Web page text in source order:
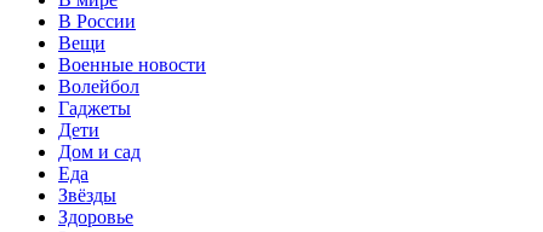
В России
Вещи
Военные новости
Волейбол
Гаджеты
Дети
Дом и сад
Еда
Звёзды
Здоровье